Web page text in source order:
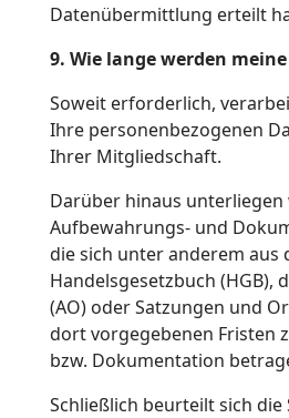
Datenübermittlung erteilt
9. Wie lange werden
Soweit erforderlich,
Ihre personenbezogenen
Ihrer Mitgliedschaft.
Darüber hinaus
Aufbewahrungs- und
die sich unter anderem aus
Handelsgesetzbuch (HGB),
(AO) oder Satzungen und
dort vorgegebenen Fristen
bzw. Dokumentation
Schließlich beurteilt sich die